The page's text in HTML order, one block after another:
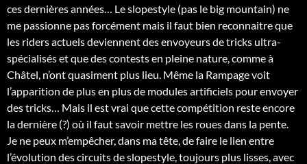
ces dernières années… Le slopestyle (pas le big mountain) ne
me passionne pas forcément mais il faut bien reconnaitre que
les riders actuels deviennent des envoyeurs de tricks ultra-
spécialisés et que des contests en pleine nature, comme à
Châtel, n’ont quasiment plus lieu. Même la Rampage voit
l’apparition de plus en plus de modules artificiels pour envoyer
des tricks… Mais il est vrai que cette compétition reste encore
la dernière (?) où il faut savoir mettre les roues dans la pente.
Je ne peux m’empêcher, dans ma tête, de faire le lien entre
l’évolution des circuits de slopestyle, toujours plus lisses, avec